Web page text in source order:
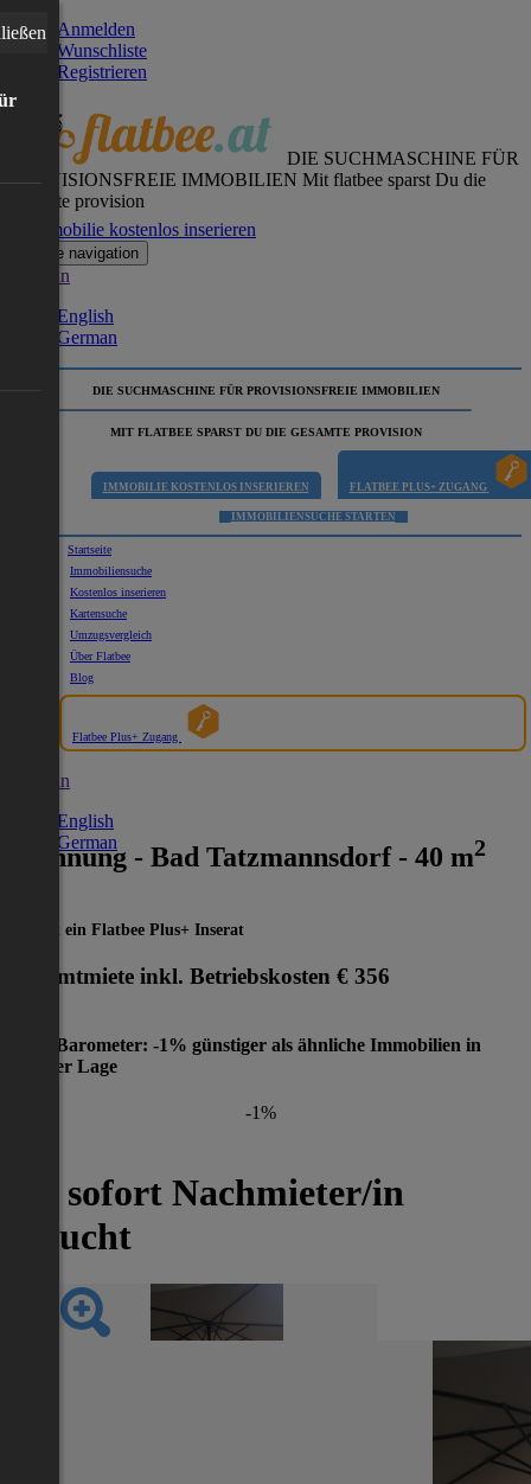
Anmelden
Wunschliste
Registrieren
DIE SUCHMASCHINE FÜR
PROVISIONSFREIE IMMOBILIEN Mit flatbee sparst Du die
gesamte provision
Immobilie kostenlos inserieren
Toggle navigation
German
English
German
DIE SUCHMASCHINE FÜR PROVISIONSFREIE IMMOBILIEN
MIT FLATBEE SPARST DU DIE GESAMTE PROVISION
IMMOBILIE KOSTENLOS INSERIEREN FLATBEE PLUS+ ZUGANG
IMMOBILIENSUCHE STARTEN
Startseite
Immobiliensuche
Kostenlos inserieren
Kartensuche
Umzugsvergleich
Über Flatbee
Blog
Flatbee Plus+ Zugang
German
English
German
Wohnung - Bad Tatzmannsdorf - 40 m2
Dies ist ein Flatbee Plus+ Inserat
Gesamtmiete inkl. Betriebskosten € 356
Preis-Barometer: -1% günstiger als ähnliche Immobilien in
gleicher Lage
-1%
Ab sofort Nachmieter/in
gesucht